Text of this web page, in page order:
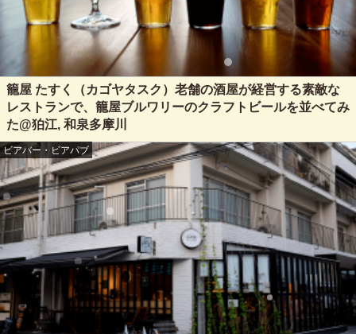
籠屋 たすく（カゴヤタスク）老舗の酒屋が経営する素敵な
レストランで、籠屋ブルワリーのクラフトビールを並べてみ
た@狛江, 和泉多摩川
ビアバー・ビアパブ